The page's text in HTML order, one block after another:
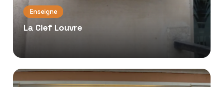
Enseigne
La Clef Louvre